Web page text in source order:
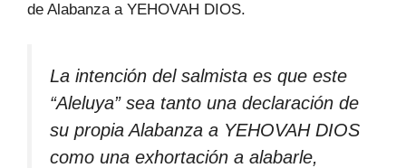
de Alabanza a YEHOVAH DIOS.
La intención del salmista es que este
“Aleluya” sea tanto una declaración de
su propia Alabanza a YEHOVAH DIOS
como una exhortación a alabarle,